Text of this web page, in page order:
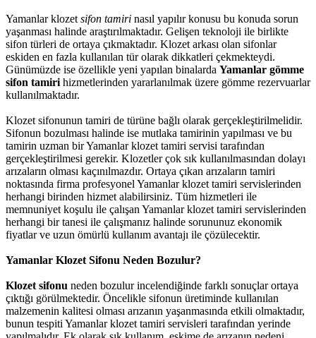
Yamanlar klozet sifon tamiri nasıl yapılır konusu bu konuda sorun
yaşanması halinde araştırılmaktadır. Gelişen teknoloji ile birlikte
sifon türleri de ortaya çıkmaktadır. Klozet arkası olan sifonlar
eskiden en fazla kullanılan tür olarak dikkatleri çekmekteydi.
Günümüzde ise özellikle yeni yapılan binalarda Yamanlar gömme
sifon tamiri hizmetlerinden yararlanılmak üzere gömme rezervuarlar
kullanılmaktadır.
Klozet sifonunun tamiri de türüne bağlı olarak gerçekleştirilmelidir.
Sifonun bozulması halinde ise mutlaka tamirinin yapılması ve bu
tamirin uzman bir Yamanlar klozet tamiri servisi tarafından
gerçekleştirilmesi gerekir. Klozetler çok sık kullanılmasından dolayı
arızaların olması kaçınılmazdır. Ortaya çıkan arızaların tamiri
noktasında firma profesyonel Yamanlar klozet tamiri servislerinden
herhangi birinden hizmet alabilirsiniz. Tüm hizmetleri ile
memnuniyet koşulu ile çalışan Yamanlar klozet tamiri servislerinden
herhangi bir tanesi ile çalışmanız halinde sorununuz ekonomik
fiyatlar ve uzun ömürlü kullanım avantajı ile çözülecektir.
Yamanlar Klozet Sifonu Neden Bozulur?
Klozet sifonu neden bozulur incelendiğinde farklı sonuçlar ortaya
çıktığı görülmektedir. Öncelikle sifonun üretiminde kullanılan
malzemenin kalitesi olması arızanın yaşanmasında etkili olmaktadır,
bunun tespiti Yamanlar klozet tamiri servisleri tarafından yerinde